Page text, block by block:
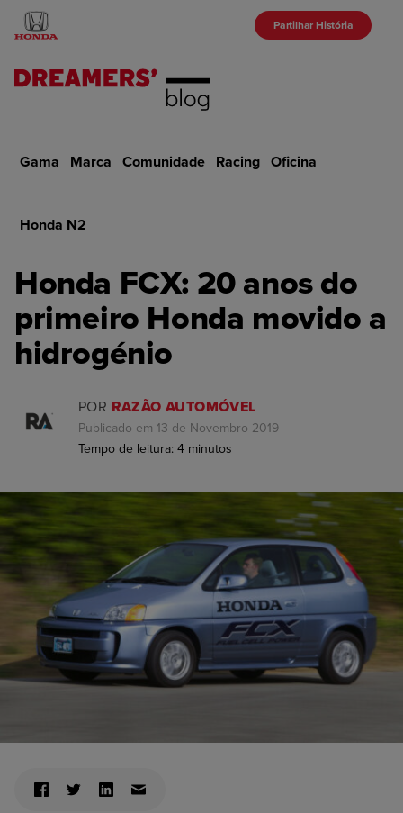
Partilhar História
Gama Marca Comunidade Racing Oficina
Honda N2
VOLTAR Início Gama
GAMA
Honda FCX: 20 anos do
primeiro Honda movido a
hidrogénio
POR RAZÃO AUTOMÓVEL
Publicado em 13 de Novembro 2019
Tempo de leitura: 4 minutos